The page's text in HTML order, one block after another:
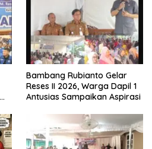
Bambang Rubianto Gelar
Reses II 2026, Warga Dapil 1
Antusias Sampaikan Aspirasi